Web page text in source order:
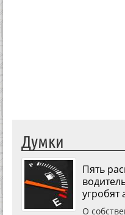
Думки
Пять
угробят
О